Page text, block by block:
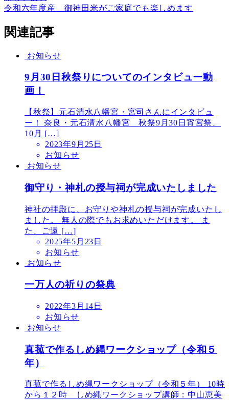
令和六年度産 御神田米がご家庭でも楽しめます
関連記事
お知らせ
9月30日秋祭りについてのインタビュー動
画！
【秋祭】元石清水八幡宮・宮司さんにインタビュ
ー！ 奈良・元石清水八幡宮 秋祭9月30日宵宮祭、
10月 […]
2023年9月25日
お知らせ
お知らせ
御守り・神札の授与祠が完成いたしました
神社の拝殿に、お守りや神札の授与祠が完成いたし
ました。 無人の際でもお求めいただけます。 ま
た、ご遠 […]
2025年5月23日
お知らせ
お知らせ
一万人の祈りの祭典
2022年3月14日
お知らせ
お知らせ
真菰で作るしめ縄ワークショップ（令和５
年）
真菰で作るしめ縄ワークショップ（令和５年） 10時
から１２時 しめ縄ワークショップ講師：中山恵美